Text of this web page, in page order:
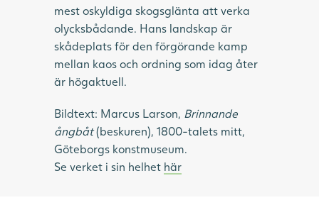
mest oskyldiga skogsglänta att verka
olycksbådande. Hans landskap är
skådeplats för den förgörande kamp
mellan kaos och ordning som idag åter
är högaktuell.
Bildtext: Marcus Larson, Brinnande
ångbåt(beskuren), 1800-talets mitt,
Göteborgs konstmuseum.
Se verket i sin helhet här